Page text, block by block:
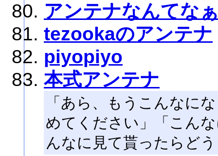
アンテナなんてな
tezookaのアンテナ
piyopiyo
本式アンテナ
「あら、もうこんなに
めてください」「こん
んなに見て貰ったらど